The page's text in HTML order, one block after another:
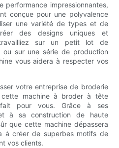
performance impressionnantes,
conçue pour une polyvalence
une variété de types et de
des designs uniques et
sur un petit lot de
ou sur une série de production
vous aidera à respecter vos
votre entreprise de broderie
cette machine à broder à tête
pour vous. Grâce à ses
à sa construction de haute
que cette machine dépassera
à créer de superbes motifs de
vos clients.